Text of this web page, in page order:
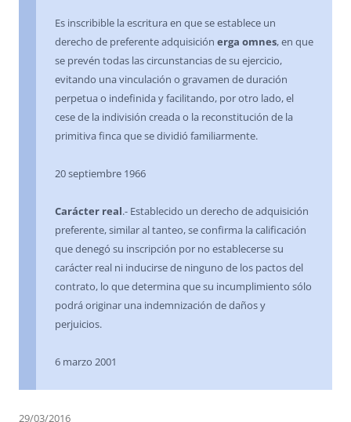
Es inscribible la escritura en que se establece un
derecho de preferente adquisición erga omnes, en que
se prevén todas las circunstancias de su ejercicio,
evitando una vinculación o gravamen de duración
perpetua o indefinida y facilitando, por otro lado, el
cese de la indivisión creada o la reconstitución de la
primitiva finca que se dividió familiarmente.
20 septiembre 1966
Carácter real.- Establecido un derecho de adquisición
preferente, similar al tanteo, se confirma la calificación
que denegó su inscripción por no establecerse su
carácter real ni inducirse de ninguno de los pactos del
contrato, lo que determina que su incumplimiento sólo
podrá originar una indemnización de daños y
perjuicios.
6 marzo 2001
29/03/2016